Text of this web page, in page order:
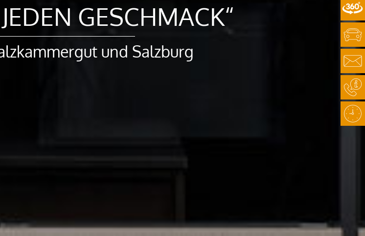
GESCHMACK“
und Salzburg